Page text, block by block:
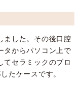
ました。その後口腔
タからパソコン上で
てセラミックのブロ
たケースです。